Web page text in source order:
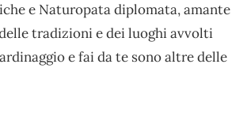
e Naturopata diplomata, amante
tradizioni e dei luoghi avvolti
e fai da te sono altre delle